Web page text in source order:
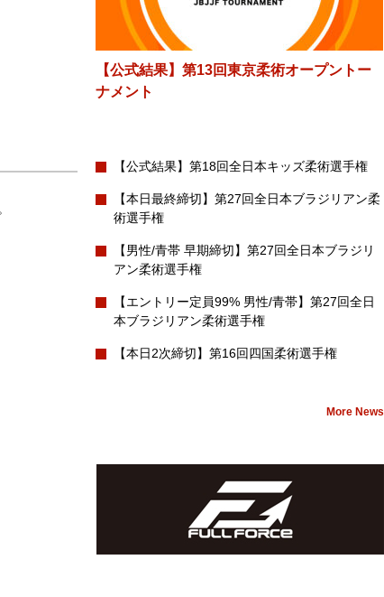
【公式結果】第13回東京柔術オープントー
ナメント
【公式結果】第18回全日本キッズ柔術選手権
【本日最終締切】第27回全日本ブラジリアン柔
術選手権
【男性/青帯 早期締切】第27回全日本ブラジリ
アン柔術選手権
【エントリー定員99% 男性/青帯】第27回全日
本ブラジリアン柔術選手権
【本日2次締切】第16回四国柔術選手権
More News